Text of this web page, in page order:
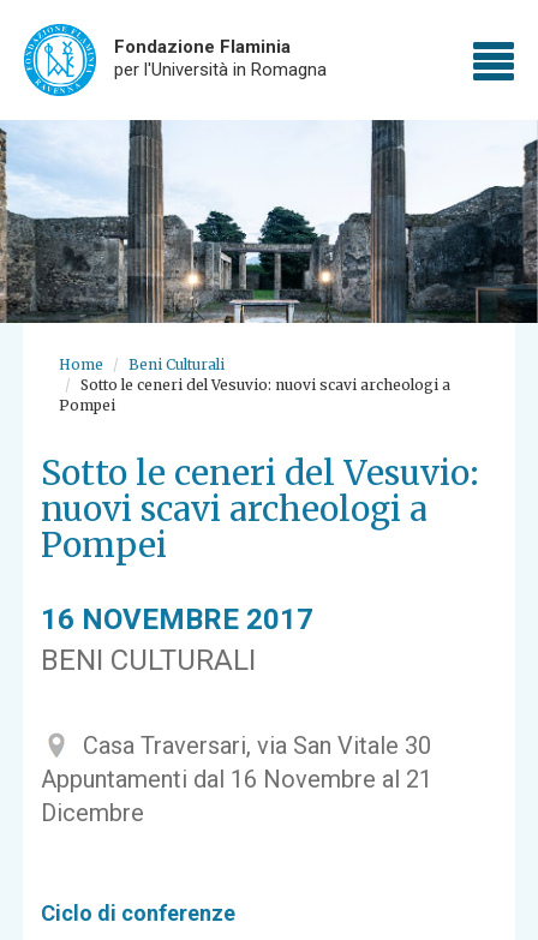
to
main
content
Fondazione Flaminia
per l'Università in Romagna
Home
Beni Culturali
Sotto le ceneri del Vesuvio: nuovi scavi archeologi a
Pompei
Sotto le ceneri del Vesuvio:
nuovi scavi archeologi a
Pompei
16 NOVEMBRE 2017
BENI CULTURALI
Casa Traversari, via San Vitale 30
Appuntamenti dal 16 Novembre al 21
Dicembre
Ciclo di conferenze